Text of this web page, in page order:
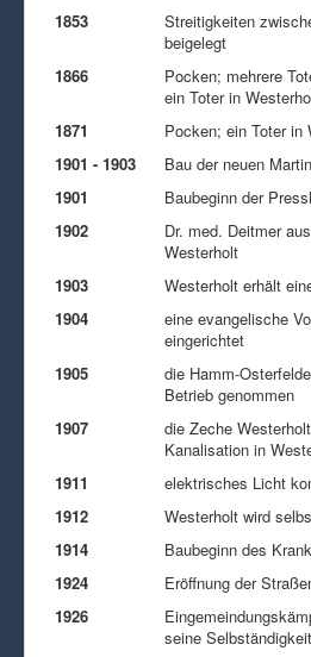
1853
Streitigkeiten
beigelegt
1866
Pocken; mehrere
ein Toter in
1871
Pocken; ein Toter in
1901 - 1903
Bau der neuen
1901
Baubeginn der
1902
Dr. med. Deitmer
Westerholt
1903
Westerholt erhält
1904
eine evangelische
eingerichtet
1905
die Hamm-
Betrieb genommen
1907
die Zeche
Kanalisation in
1911
elektrisches Licht
1912
Westerholt wird
1914
Baubeginn des
1924
Eröffnung der
1926
seine Selbständigkeit